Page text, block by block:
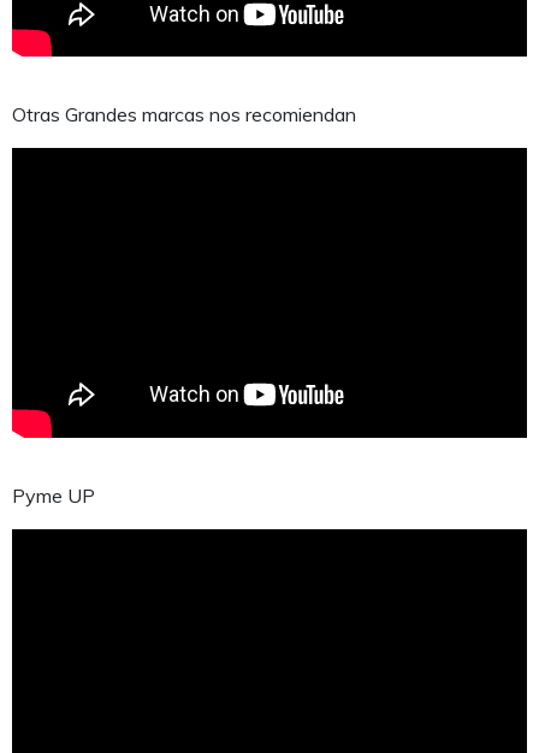
Otras Grandes marcas nos recomiendan
Pyme UP